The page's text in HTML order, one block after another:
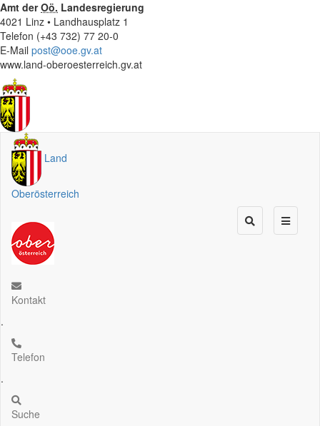
Amt derOö. Landesregierung
4021 Linz • Landhausplatz 1
Telefon (+43 732) 77 20-0
E-Mail post@ooe.gv.at
www.land-oberoesterreich.gv.at
Land
Oberösterreich
Kontakt
.
Telefon
.
Suche